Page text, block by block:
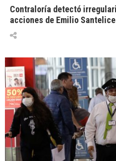
Contraloría detectó
acciones de Emilio